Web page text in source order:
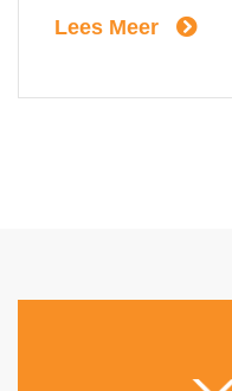
Lees Meer